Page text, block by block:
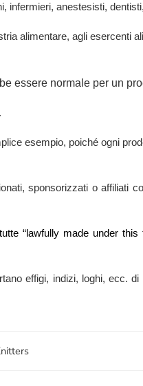
anestesisti,
alimentare, agli esercenti
essere normale per un
esempio, poiché ogni
sponsorizzati o affiliati
“lawfully made under
effigi, indizi, loghi, ecc.